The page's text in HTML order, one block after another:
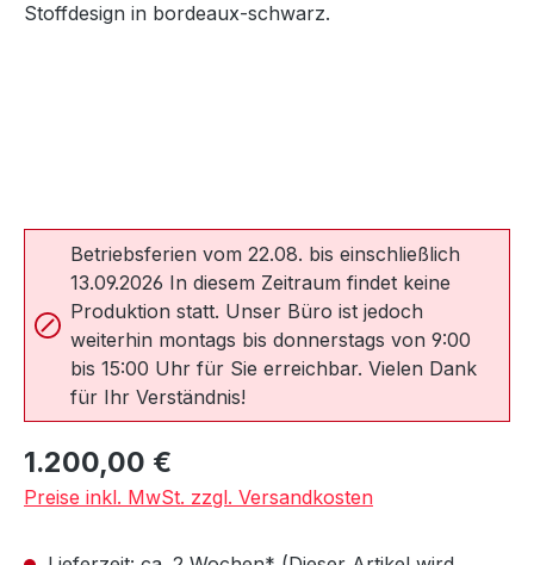
Betriebsferien vom 22.08. bis einschließlich
13.09.2026 In diesem Zeitraum findet keine
Produktion statt. Unser Büro ist jedoch
weiterhin montags bis donnerstags von 9:00
bis 15:00 Uhr für Sie erreichbar. Vielen Dank
für Ihr Verständnis!
Regulärer Preis:
1.200,00 €
Preise inkl. MwSt. zzgl. Versandkosten